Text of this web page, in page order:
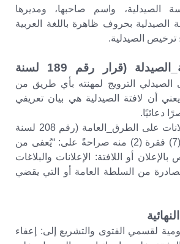
الصيدلية، واسم صاحبها، ومديرها
الصيدلية بحروف ظاهرة باللغة العربية
الصيدلية.
لائحة_آداب مهنة_الصيدلة (قرار رقم 189 لسنة
الترويج لمهنته بأي طريق من
أن لافتة الصيدلية هي بيان تعريفي
دعائيًا.
– قانون تنظيم الإعلانات على الطرق_العامة (رقم 208 لسنة
2020): تنص المادة (7) فقرة (2) منه صراحةً على: “يُعفى من
أو اللافتة: الإعلانات والبلاغات
من السلطة العامة أو التي يقضي
لقسمي الفتوى والتشريع إلى: إعفاء